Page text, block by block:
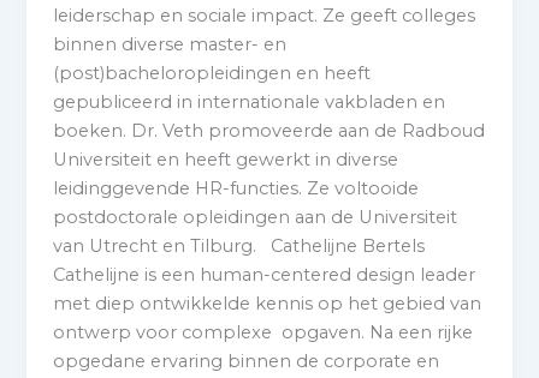
leiderschap en sociale impact. Ze geeft colleges
binnen diverse master- en
(post)bacheloropleidingen en heeft
gepubliceerd in internationale vakbladen en
boeken. Dr. Veth promoveerde aan de Radboud
Universiteit en heeft gewerkt in diverse
leidinggevende HR-functies. Ze voltooide
postdoctorale opleidingen aan de Universiteit
van Utrecht en Tilburg. Cathelijne Bertels
Cathelijne is een human-centered design leader
met diep ontwikkelde kennis op het gebied van
ontwerp voor complexe opgaven. Na een rijke
opgedane ervaring binnen de corporate en